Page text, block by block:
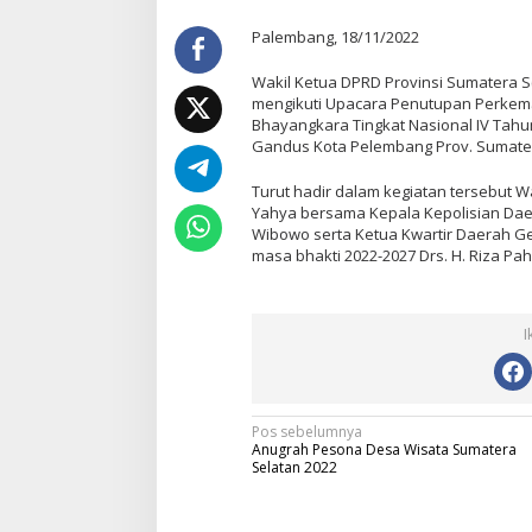
Palembang, 18/11/2022
Wakil Ketua DPRD Provinsi Sumatera
mengikuti Upacara Penutupan
Bhayangkara Tingkat Nasional IV
Gandus Kota Pelembang Prov.
Turut hadir dalam kegiatan tersebut
Yahya bersama Kepala Kepolisian
Wibowo serta Ketua Kwartir Daerah
masa bhakti 2022-2027 Drs. H. Riza
N
a
Pos sebelumnya
Anugrah Pesona Desa Wisata Sumatera
Selatan 2022